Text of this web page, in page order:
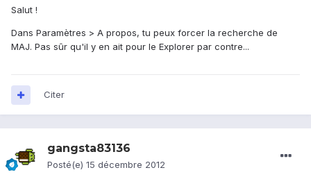
Salut !
Dans Paramètres > A propos, tu peux forcer la recherche de
MAJ. Pas sûr qu'il y en ait pour le Explorer par contre...
Citer
gangsta83136
Posté(e) 15 décembre 2012